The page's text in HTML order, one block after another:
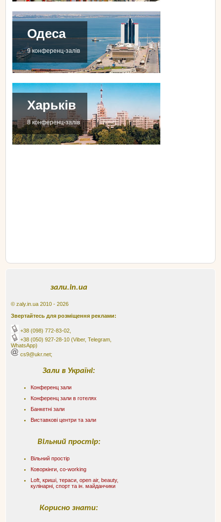
Одеса
9 конференц-залів
Харьків
8 конференц-залів
зали.in.ua
© zaly.in.ua 2010 - 2026
Звертайтесь для розміщення реклами:
+38 (098) 772-83-02
+38 (050) 927-28-10 (Viber, Telegram,
WhatsApp)
cs9@ukr.net;
Зали в Україні:
Конференц зали
Конференц зали в готелях
Банкетні зали
Виставкові центри та зали
Вільний простір:
Вільний простір
Коворкінги, co-working
Loft, криші, тераси, оpen air, beauty,
кулінарні, спорт та ін. майданчики
Корисно знати: